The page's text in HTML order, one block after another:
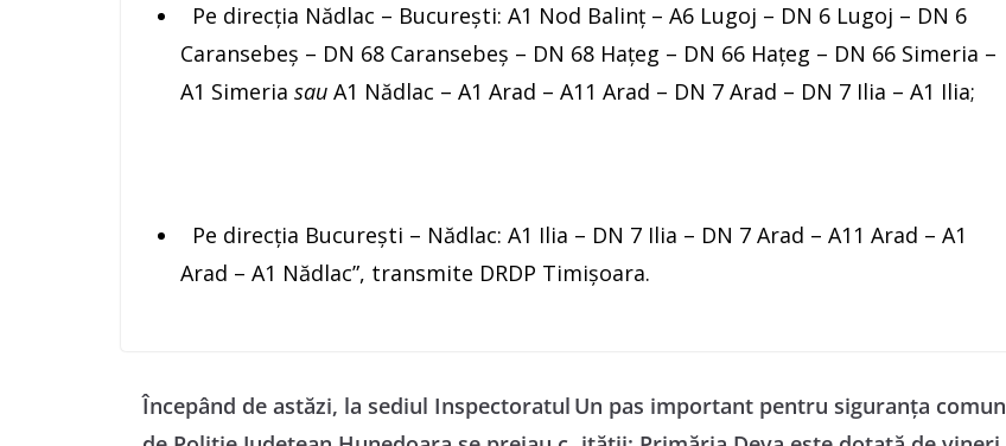
Pe direcția Nădlac – București: A1 Nod Balinț – A6 Lugoj – DN 6 Lugoj – DN 6
Caransebeș – DN 68 Caransebeș – DN 68 Hațeg – DN 66 Hațeg – DN 66 Simeria –
A1 Simeria sau A1 Nădlac – A1 Arad – A11 Arad – DN 7 Arad – DN 7 Ilia – A1 Ilia;
Pe direcția București – Nădlac: A1 Ilia – DN 7 Ilia – DN 7 Arad – A11 Arad – A1
Arad – A1 Nădlac”, transmite DRDP Timișoara.
Începând de astăzi, la sediul Inspectoratul Un pas important pentru siguranța comun